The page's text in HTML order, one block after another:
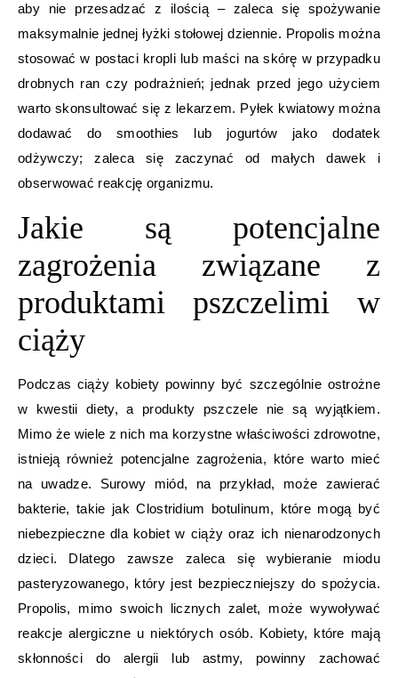
aby nie przesadzać z ilością – zaleca się spożywanie
maksymalnie jednej łyżki stołowej dziennie. Propolis można
stosować w postaci kropli lub maści na skórę w przypadku
drobnych ran czy podrażnień; jednak przed jego użyciem
warto skonsultować się z lekarzem. Pyłek kwiatowy można
dodawać do smoothies lub jogurtów jako dodatek
odżywczy; zaleca się zaczynać od małych dawek i
obserwować reakcję organizmu.
Jakie są potencjalne
zagrożenia związane z
produktami pszczelimi w
ciąży
Podczas ciąży kobiety powinny być szczególnie ostrożne
w kwestii diety, a produkty pszczele nie są wyjątkiem.
Mimo że wiele z nich ma korzystne właściwości zdrowotne,
istnieją również potencjalne zagrożenia, które warto mieć
na uwadze. Surowy miód, na przykład, może zawierać
bakterie, takie jak Clostridium botulinum, które mogą być
niebezpieczne dla kobiet w ciąży oraz ich nienarodzonych
dzieci. Dlatego zawsze zaleca się wybieranie miodu
pasteryzowanego, który jest bezpieczniejszy do spożycia.
Propolis, mimo swoich licznych zalet, może wywoływać
reakcje alergiczne u niektórych osób. Kobiety, które mają
skłonności do alergii lub astmy, powinny zachować